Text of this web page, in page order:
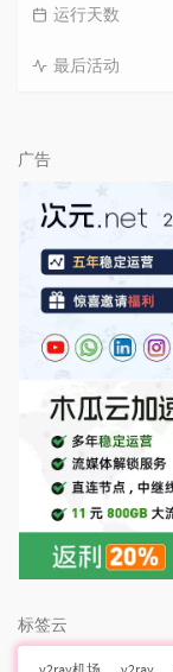
运行天数
最后活动
广告
标签云